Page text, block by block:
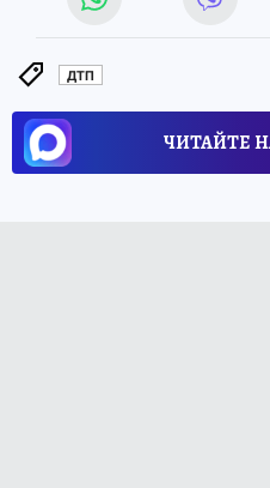
ДТП
ЧИТАЙТЕ